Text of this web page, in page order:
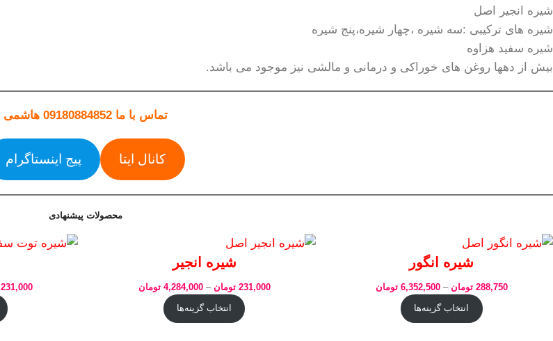
شیره انجیر اصل
شیره های ترکیبی :سه شیره ،چهار شیره،پنج شیره
شیره سفید هزاوه
بیش از دهها روغن های خوراکی و درمانی و مالشی نیز موجود می باشد.
تماس با ما 09180884852 هاشمی
کانال ایتا پیج اینستاگرام
محصولات پیشنهادی
شیره انگور
288,750 تومان –
6,352,500 تومان
انتخاب گزینه‌ها
شیره انجیر
231,000 تومان –
4,284,000 تومان
انتخاب گزینه‌ها
231,000